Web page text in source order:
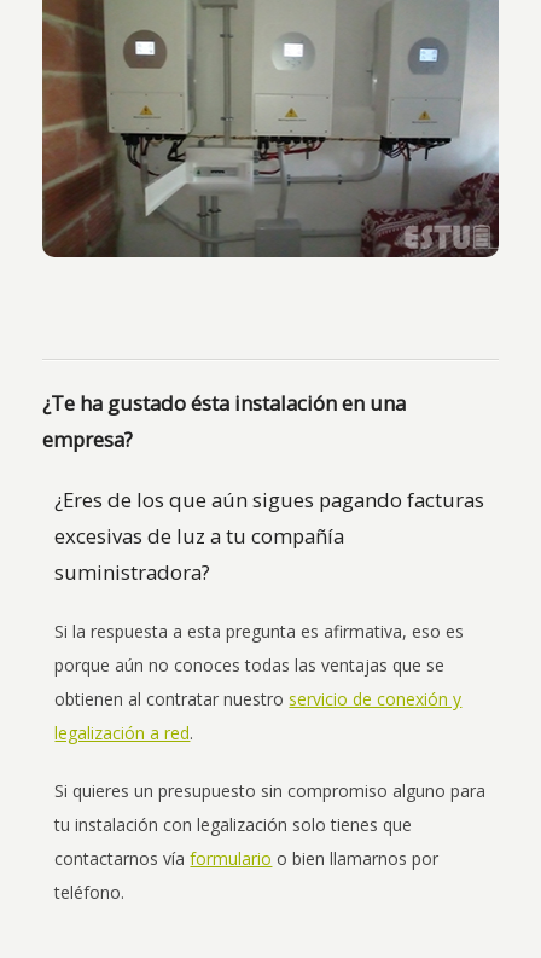
Vista de los 3 inversores híbridos de 5’5kw de
potencia.
¿Te ha gustado ésta instalación en una
empresa?
¿Eres de los que aún sigues pagando facturas
excesivas de luz a tu compañía
suministradora?
Si la respuesta a esta pregunta es afirmativa, eso es
porque aún no conoces todas las ventajas que se
obtienen al contratar nuestroservicio de conexión y
legalización a red.
Si quieres un presupuesto sin compromiso alguno para
tu instalación con legalización solo tienes que
contactarnos víaformulario o bien llamarnos por
teléfono.